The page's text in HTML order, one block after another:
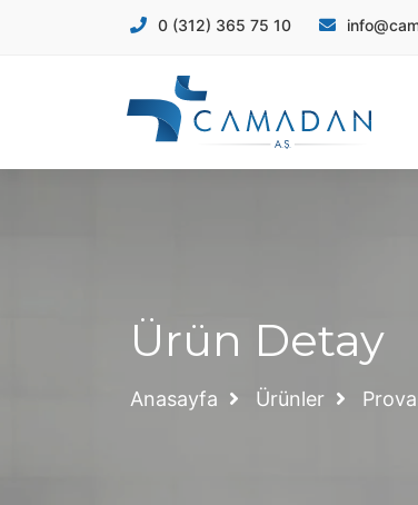
0 (312) 365 75 10
Ürün Detay
Anasayfa Ürünler